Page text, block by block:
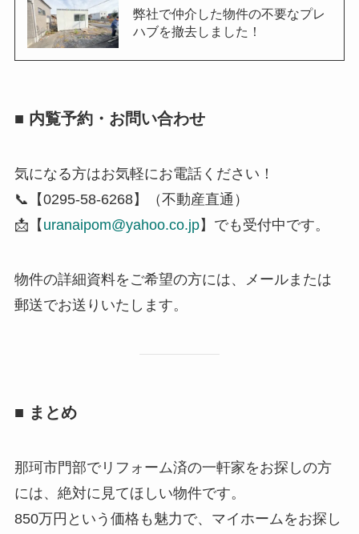
弊社で仲介した物件の不要なプレ
ハブを撤去しました！
■ 内覧予約・お問い合わせ
気になる方はお気軽にお電話ください！
📞【0295-58-6268】（不動産直通）
📩【 uranaipom@yahoo.co.jp】でも受付中です。
物件の詳細資料をご希望の方には、メールまたは
郵送でお送りいたします。
■ まとめ
那珂市門部でリフォーム済の一軒家をお探しの方
には、絶対に見てほしい物件です。
850万円という価格も魅力で、マイホームをお探し